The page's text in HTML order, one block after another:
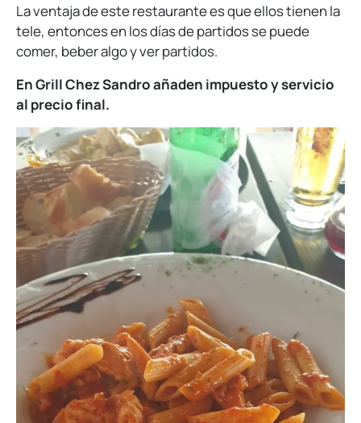
La ventaja de este restaurante es que ellos tienen la
tele, entonces en los días de partidos se puede
comer, beber algo y ver partidos.
En Grill Chez Sandro añaden impuesto y servicio
al precio final.